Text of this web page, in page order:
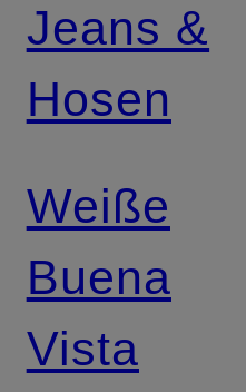
Jeans &
Hosen
Weiße
Buena
Vista